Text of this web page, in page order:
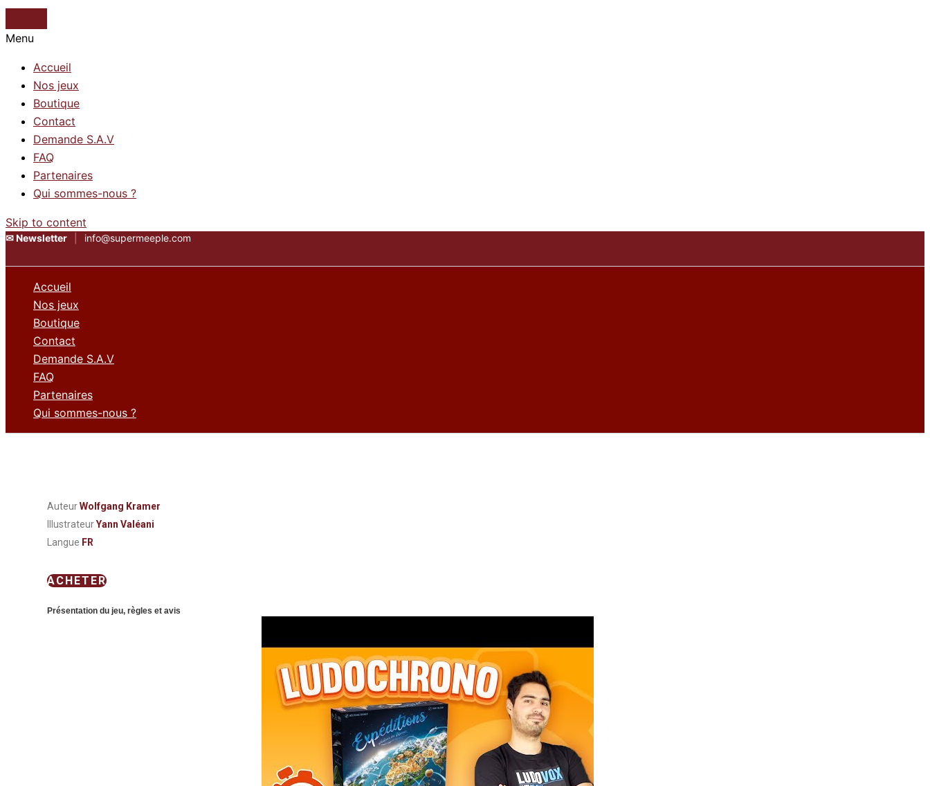
Menu
Accueil
Nos jeux
Boutique
Contact
Demande S.A.V
FAQ
Partenaires
Qui sommes-nous ?
Skip to content
✉Newsletter info@supermeeple.com
Accueil
Nos jeux
Boutique
Contact
Demande S.A.V
FAQ
Partenaires
Qui sommes-nous ?
AuteurWolfgang Kramer
IllustrateurYann Valéani
Langue FR
ACHETER
Présentation du jeu, règles et avis